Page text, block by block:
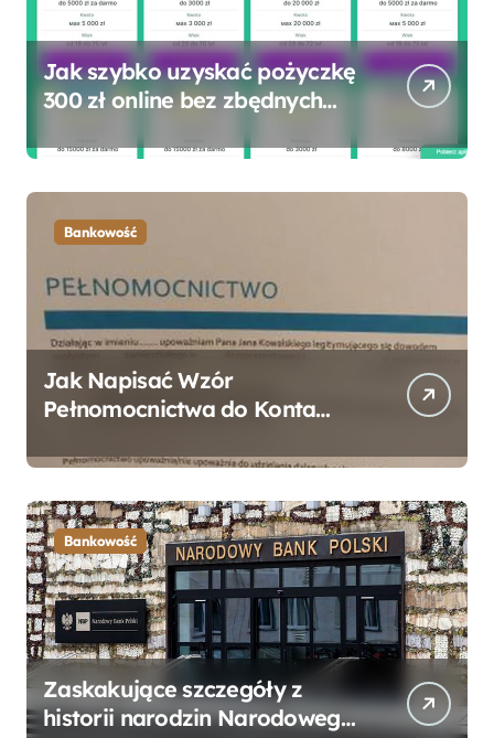
Jak szybko uzyskać pożyczkę
300 zł online bez zbędnych
Bankowość
Jak Napisać Wzór
Pełnomocnictwa do Konta
Przewodnik
Bankowość
Zaskakujące szczegóły z
historii narodzin Narodowego